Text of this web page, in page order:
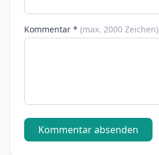
Kommentar * (max. 2000 Zeichen)
Kommentar absenden